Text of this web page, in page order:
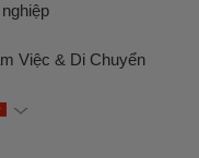
Việc & Di Chuyển